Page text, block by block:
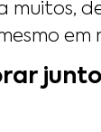
muitos,